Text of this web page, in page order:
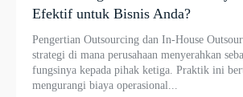
Efektif untuk Bisnis Anda?
Pengertian Outsourcing dan In-House
strategi di mana perusahaan menyerahkan
fungsinya kepada pihak ketiga. Praktik ini
mengurangi biaya operasional...